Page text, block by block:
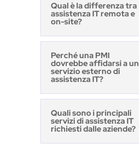
Qual è la differenza tra
assistenza IT remota e
on-site?
Perché una PMI
dovrebbe affidarsi a un
servizio esterno di
assistenza IT?
Quali sono i principali
servizi di assistenza IT
richiesti dalle aziende?